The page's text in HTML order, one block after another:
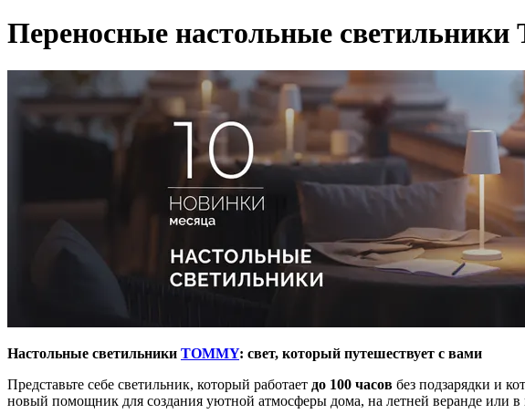
Переносные настольные
Настольные светильники TOMMY: свет, который путешествует с вами
Представьте себе светильник, который работает до 100 часов без подзарядки и
новый помощник для создания уютной атмосферы дома, на летней веранде или в